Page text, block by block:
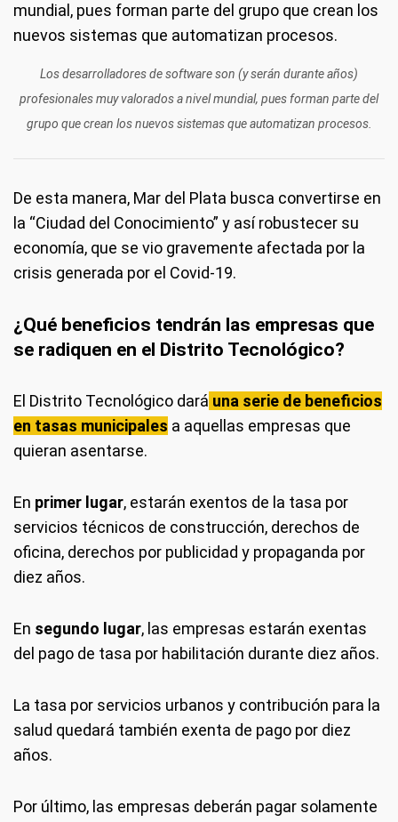
Los desarrolladores de software son (y serán durante años)
profesionales muy valorados a nivel mundial, pues forman parte del
grupo que crean los nuevos sistemas que automatizan procesos.
De esta manera, Mar del Plata busca convertirse en
la “Ciudad del Conocimiento” y así robustecer su
economía, que se vio gravemente afectada por la
crisis generada por el Covid-19.
¿Qué beneficios tendrán las empresas que
se radiquen en el Distrito Tecnológico?
El Distrito Tecnológico dará una serie de beneficios
en tasas municipales a aquellas empresas que
quieran asentarse.
En primer lugar, estarán exentos de la tasa por
servicios técnicos de construcción, derechos de
oficina, derechos por publicidad y propaganda por
diez años.
En segundo lugar, las empresas estarán exentas
del pago de tasa por habilitación durante diez años.
La tasa por servicios urbanos y contribución para la
salud quedará también exenta de pago por diez
años.
Por último, las empresas deberán pagar solamente